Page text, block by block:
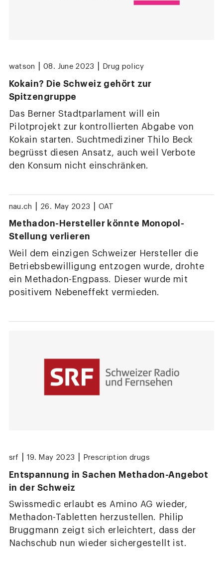
watson 08. June 2023 Drug policy
Kokain? Die Schweiz gehört zur
Spitzengruppe
Das Berner Stadtparlament will ein
Pilotprojekt zur kontrollierten Abgabe von
Kokain starten. Suchtmediziner Thilo Beck
begrüsst diesen Ansatz, auch weil Verbote
den Konsum nicht einschränken.
nau.ch 26. May 2023 OAT
Methadon-Hersteller könnte Monopol-
Stellung verlieren
Weil dem einzigen Schweizer Hersteller die
Betriebsbewilligung entzogen wurde, drohte
ein Methadon-Engpass. Dieser wurde mit
positivem Nebeneffekt vermieden.
srf 19. May 2023 Prescription drugs
Entspannung in Sachen Methadon-Angebot
in der Schweiz
Swissmedic erlaubt es Amino AG wieder,
Methadon-Tabletten herzustellen. Philip
Bruggmann zeigt sich erleichtert, dass der
Nachschub nun wieder sichergestellt ist.